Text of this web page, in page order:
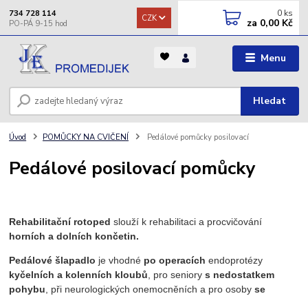
Menu
CZK
Hledat
734 728 114 0 ks
za 0,00 Kč
Úvod POMŮCKY NA CVIČENÍ Pedálové pomůcky posilovací
Pedálové posilovací pomůcky
Rehabilitační rotoped slouží k rehabilitaci a procvičování
horních a dolních končetin.
Pedálové šlapadlo je vhodné po operacích endoprotézy
kyčelních a kolenních kloubů, pro seniorys nedostatkem
pohybu, při neurologických onemocněních a pro osoby se